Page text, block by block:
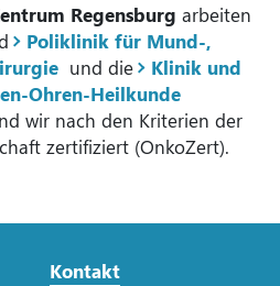
Regensburg arbeiten
Poliklinik für Mund-,
und die Klinik und
Ohren-Heilkunde
wir nach den Kriterien der
zertifiziert (OnkoZert).
Kontakt